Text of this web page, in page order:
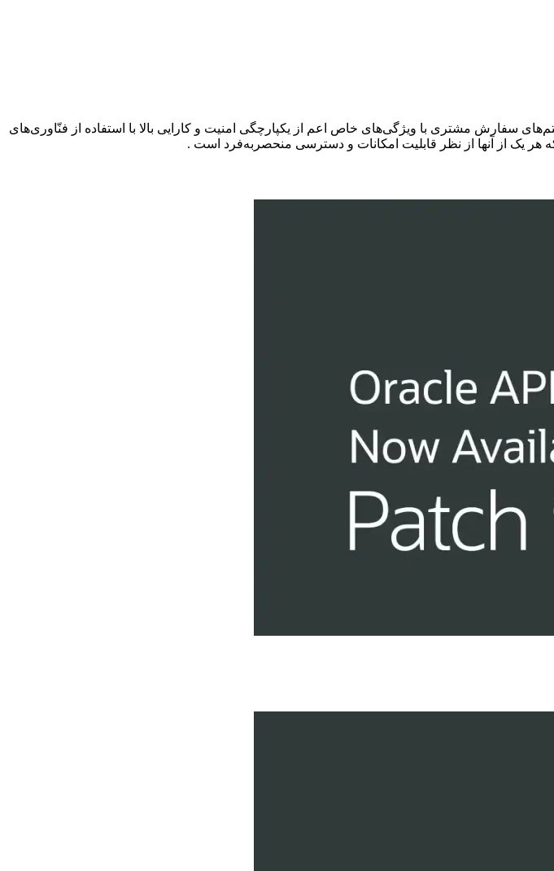
سفارش مشتری با ویژگی‌های خاص اعم از یکپارچگی امنیت و کارایی بالا با استفاده از فنّاوری‌های
هر یک از آنها از نظر قابلیت امکانات و دسترسی منحصربه‌فرد است .